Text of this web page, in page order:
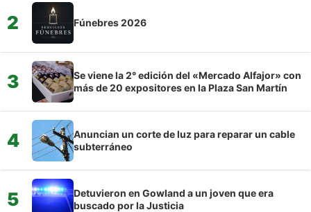
2 Fúnebres 2026
3
Se viene la 2° edición del «Mercado Alfajor» con
más de 20 expositores en la Plaza San Martín
4
Anuncian un corte de luz para reparar un cable
subterráneo
5
Detuvieron en Gowland a un joven que era
buscado por la Justicia